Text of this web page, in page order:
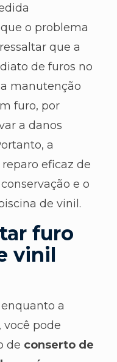
o problema
que a
de furos no
manutenção
furo, por
a danos
a
eficaz de
e o
de vinil.
furo
vinil
a
você pode
de conserto de